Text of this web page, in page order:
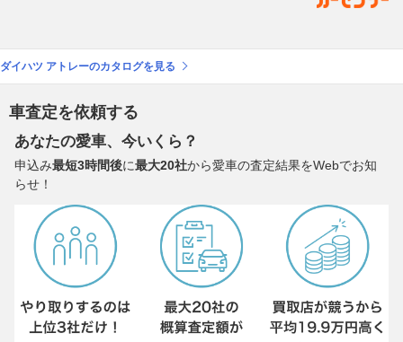
ダイハツ アトレーのカタログを見る
車査定を依頼する
あなたの愛車、今いくら？
申込み最短3時間後に最大20社から愛車の査定結果をWebでお知
らせ！